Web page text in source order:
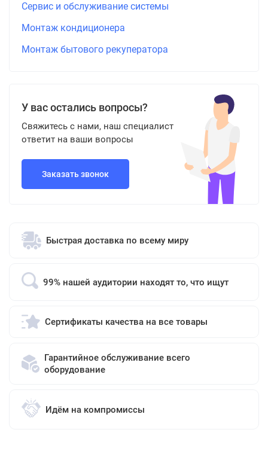
Сервис и обслуживание системы
Монтаж кондиционера
Монтаж бытового рекуператора
У вас остались вопросы?
Свяжитесь с нами, наш специалист
ответит на ваши вопросы
Заказать звонок
Быстрая доставка по всему миру
99% нашей аудитории находят то, что ищут
Сертификаты качества на все товары
Гарантийное обслуживание всего
оборудование
Идём на компромиссы